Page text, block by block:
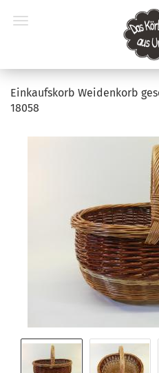
Einkaufskorb Weidenkorb
18058